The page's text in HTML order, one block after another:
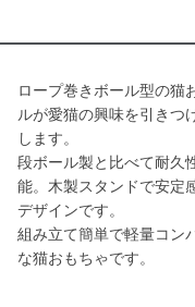
ロープ巻きボール型の猫
ルが愛猫の興味を引きつ
します。
段ボール製と比べて耐久
能。木製スタンドで安定
デザインです。
組み立て簡単で軽量コン
な猫おもちゃです。